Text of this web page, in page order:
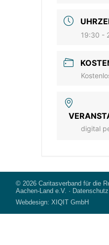
19:30 -
digital
© 2026 Caritasverband für die
Aachen-Land e.V. · Datenschutz
Webdesign: XIQIT GmbH